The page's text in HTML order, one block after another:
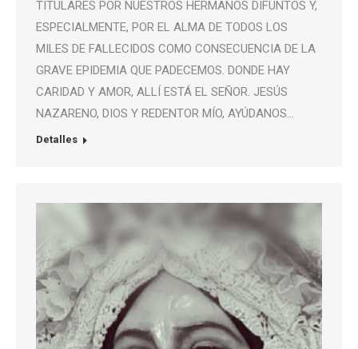
TITULARES POR NUESTROS HERMANOS DIFUNTOS Y,
ESPECIALMENTE, POR EL ALMA DE TODOS LOS
MILES DE FALLECIDOS COMO CONSECUENCIA DE LA
GRAVE EPIDEMIA QUE PADECEMOS. DONDE HAY
CARIDAD Y AMOR, ALLÍ ESTÁ EL SEÑOR. JESÚS
NAZARENO, DIOS Y REDENTOR MÍO, AYÚDANOS…
Detalles